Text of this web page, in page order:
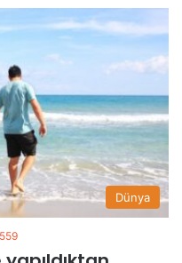
Dünya